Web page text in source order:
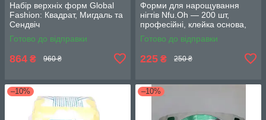
Набір верхніх форм Global
Fashion: Квадрат, Мигдаль та
Сендвіч
Готово до відправки
864 ₴ 960 ₴
Форми для нарощування
нігтів Nfu.Oh — 200 шт,
професійні, клейка основа,
точна розмітка
Готово до відправки
225 ₴ 250 ₴
–10% –10%